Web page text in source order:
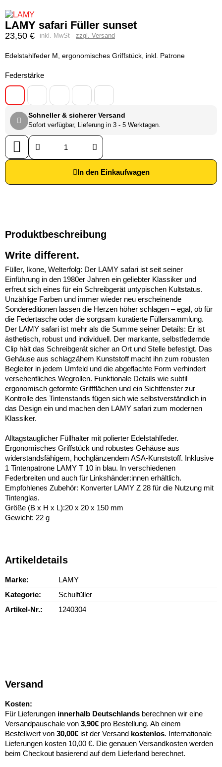
LAMY safari Füller sunset
23,50 € inkl. MwSt zzgl. Versand
Edelstahlfeder M, ergonomisches Griffstück, inkl. Patrone
Federstärke
Schneller & sicherer Versand
Sofort verfügbar, Lieferung in 3 - 5 Werktagen.
In den Einkaufwagen
Produktbeschreibung
Write different.
Füller, Ikone, Welterfolg: Der LAMY safari ist seit seiner
Einführung in den 1980er Jahren ein geliebter Klassiker und
erfreut sich eines für ein Schreibgerät untypischen Kultstatus.
Unzählige Farben und immer wieder neu erscheinende
Sondereditionen lassen die Herzen höher schlagen – egal, ob für
die Federtasche oder die sorgsam kuratierte Füllersammlung.
Der LAMY safari ist mehr als die Summe seiner Details: Er ist
ästhetisch, robust und individuell. Der markante, selbstfedernde
Clip hält das Schreibgerät sicher an Ort und Stelle befestigt. Das
Gehäuse aus schlagzähem Kunststoff macht ihn zum robusten
Begleiter in jedem Umfeld und die abgeflachte Form verhindert
versehentliches Wegrollen. Funktionale Details wie subtil
ergonomisch geformte Griffflächen und ein Sichtfenster zur
Kontrolle des Tintenstands fügen sich wie selbstverständlich in
das Design ein und machen den LAMY safari zum modernen
Klassiker.
Alltagstauglicher Füllhalter mit polierter Edelstahlfeder.
Ergonomisches Griffstück und robustes Gehäuse aus
widerstandsfähigem, hochglänzendem ASA-Kunststoff. Inklusive
1 Tintenpatrone LAMY T 10 in blau. In verschiedenen
Federbreiten und auch für Linkshänder:innen erhältlich.
Empfohlenes Zubehör: Konverter LAMY Z 28 für die Nutzung mit
Tintenglas.
Größe (B x H x L):20 x 20 x 150 mm
Gewicht: 22 g
Artikeldetails
Marke
LAMY
Kategorie
Schulfüller
Artikel-Nr.
1240304
Versand
Kosten:
Für Lieferungen innerhalb Deutschlands berechnen wir eine
Versandpauschale von 3,90€ pro Bestellung. Ab einem
Bestellwert von 30,00€ ist der Versand kostenlos. Internationale
Lieferungen kosten 10,00 €. Die genauen Versandkosten werden
beim Checkout basierend auf dem Lieferland berechnet.